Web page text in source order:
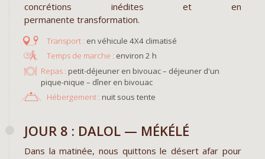
concrétions inédites et en
permanente transformation.
en véhicule 4X4 climatisé
environ 2 h
Repas : petit-déjeuner en bivouac – déjeuner d'un
pique-nique – dîner en bivouac
Hébergement : nuit sous tente
JOUR 8 : DALOL — MÉKÉLÉ
Dans la matinée, nous quittons le désert afar pour